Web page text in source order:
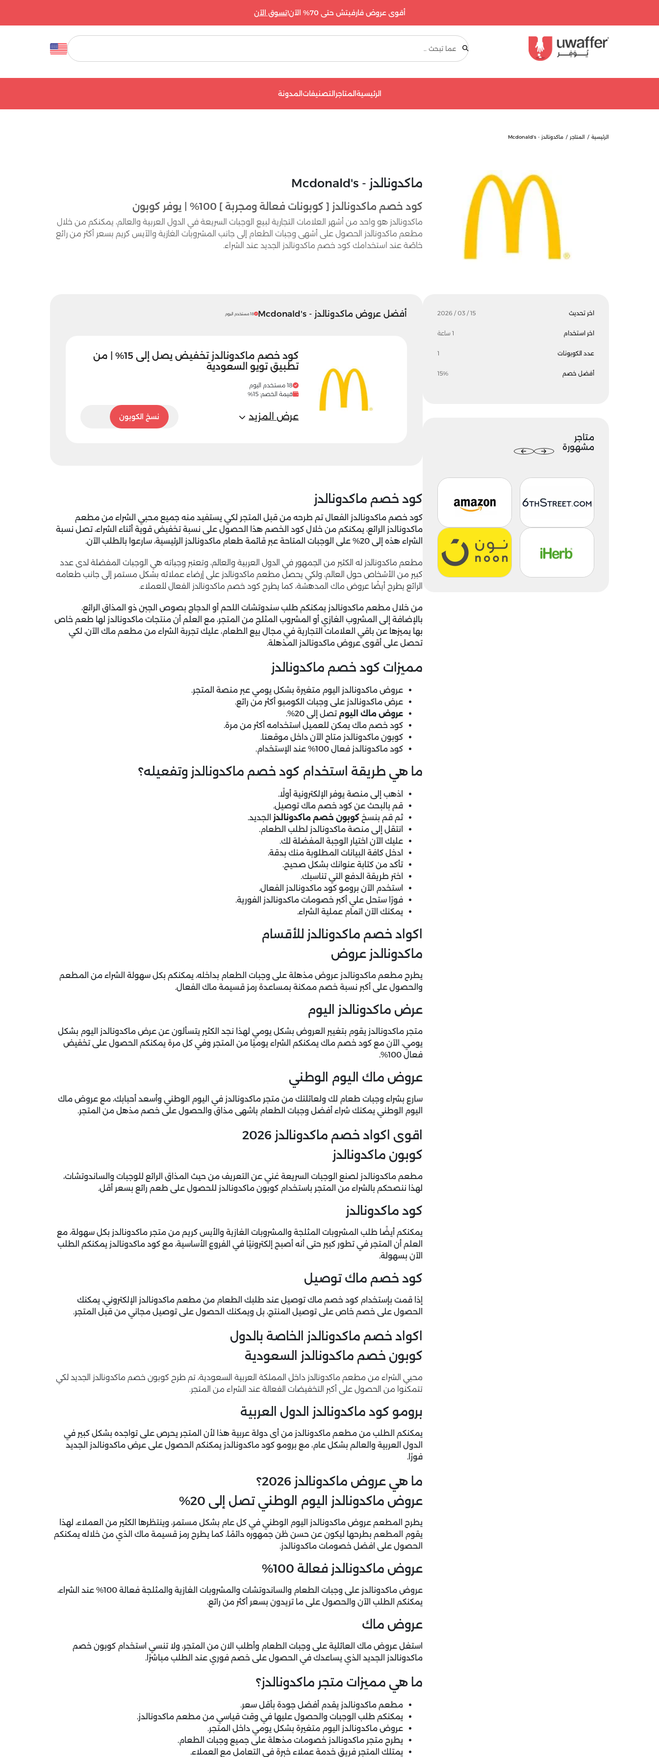
أقوى عروض فارفيتش حتى 70% الآن! تسوق الآن
بحث
الرئيسيةالمتاجرالتصنيفاتالمدونة
الرئيسية المتاجر ماكدونالدز - Mcdonald's
ماكدونالدز - Mcdonald's
كود خصم ماكدونالدز [ كوبونات فعالة ومجربة ] 100% | يوفر كوبون
ماكدونالدز هو واحد من أشهر العلامات التجارية لبيع الوجبات السريعة في الدول العربية والعالم، يمكنكم من خلال
مطعم ماكدونالدز الحصول على أشهى وجبات الطعام إلى جانب المشروبات الغازية والآيس كريم بسعر أكثر من رائع
خاصًة عند استخدامك كود خصم ماكدونالدز الجديد عند الشراء.
اخر تحديث 15 / 03 / 2026
اخر استخدام 1 ساعة
عدد الكوبونات 1
أفضل خصم 15%
متاجر
مشهورة
أفضل عروض ماكدونالدز - Mcdonald's 18 مستخدم اليوم
كود خصم ماكدونالدز تخفيض يصل إلى 15% | من
تطبيق تويو السعودية
18 مستخدم اليوم
قيمة الخصم: 15%
عرض المزيد A66نسخ الكوبون
كود خصم ماكدونالدز
كود خصم ماكدونالدز الفعال تم طرحه من قبل المتجر لكي يستفيد منه جميع محبي الشراء من مطعم
ماكدونالدز الرائع، يمكنكم من خلال كود الخصم هذا الحصول على نسبة تخفيض قوية أثناء الشراء، تصل نسبة
الشراء هذه إلى 20% على الوجبات المتاحة عبر قائمة طعام ماكدونالدز الرئيسية، سارعوا بالطلب الآن.
مطعم ماكدونالدز له الكثير من الجمهور في الدول العربية والعالم، وتعتبر وجباته هي الوجبات المفضلة لدى عدد
كبير من الأشخاص حول العالم، ولكي يحصل مطعم ماكدونالدز على إرضاء عملائه بشكل مستمر إلى جانب طعامه
الرائع يطرح أيضًا عروض ماك المدهشة، كما يطرح كود خصم ماكدونالدز الفعال للعملاء.
من خلال مطعم ماكدونالدز يمكنكم طلب سندوتشات اللحم أو الدجاج بصوص الجبن ذو المذاق الرائع،
بالإضافة إلى المشروب الغازي أو المشروب المثلج من المتجر، مع العلم أن منتجات ماكدونالدز لها طعم خاص
بها يميزها عن باقي العلامات التجارية في مجال بيع الطعام، عليك تجربة الشراء من مطعم ماك الآن، لكي
تحصل على أقوى عروض ماكدونالدز المذهلة.
مميزات كود خصم ماكدونالدز
عروض ماكدونالدز اليوم متغيرة بشكل يومي عبر منصة المتجر.
عرض ماكدونالدز على وجبات الكومبو أكثر من رائع.
عروض ماك اليوم تصل إلى 20%.
كود خصم ماك يمكن للعميل استخدامه أكثر من مرة.
كوبون ماكدونالدز متاح الآن داخل موقعنا.
كود ماكدونالدز فعال 100% عند الإستخدام.
ما هي طريقة استخدام كود خصم ماكدونالدز وتفعيله؟
اذهب إلى منصة يوفر الإلكترونية أولًا.
قم بالبحث عن كود خصم ماك توصيل.
ثم قم بنسخ كوبون خصم ماكدونالدز
الجديد.
انتقل إلى منصة ماكدونالدز لطلب الطعام.
عليك الآن اختيار الوجبة المفضلة لك.
ادخل كافة البيانات المطلوبة منك بدقة.
تأكد من كتابة عنوانك بشكل صحيح.
اختر طريقة الدفع التي تناسبك.
استخدم الآن برومو كود ماكدونالدز الفعال.
فورًا ستحل علي أكبر خصومات ماكدونالدز الفورية.
يمكنك الآن اتمام عملية الشراء.
اكواد خصم ماكدونالدز للأقسام
ماكدونالدز عروض
يطرح مطعم ماكدونالدز عروض مذهلة على وجبات الطعام بداخله، يمكنكم بكل سهولة الشراء من المطعم
والحصول على أكبر نسبة خصم ممكنة بمساعدة رمز قسيمة ماك الفعال.
عرض ماكدونالدز اليوم
متجر ماكدونالدز يقوم بتغيير العروض بشكل يومي لهذا نجد الكثير يتسألون عن عرض ماكدونالدز اليوم بشكل
يومي، الآن مع كود خصم ماك يمكنكم الشراء يوميًا من المتجر وفي كل مرة يمكنكم الحصول على تخفيض
فعال 100%.
عروض ماك اليوم الوطني
سارع بشراء وجبات طعام لك ولعائلتك من متجر ماكدونالدز في اليوم الوطني وأسعد أحبابك، مع عروض ماك
اليوم الوطني يمكنك شراء أفضل وجبات الطعام باشهى مذاق والحصول على خصم مذهل من المتجر.
اقوى اكواد خصم ماكدونالدز 2026
كوبون ماكدونالدز
مطعم ماكدونالدز لصنع الوجبات السريعة غني عن التعريف من حيث المذاق الرائع للوجبات والساندوتشات،
لهذا ننصحكم بالشراء من المتجر باستخدام كوبون ماكدونالدز للحصول على طعم رائع بسعر أقل.
كود ماكدونالدز
يمكنكم أيضًا طلب المشروبات المثلجة والمشروبات الغازية والأيس كريم من متجر ماكدونالدز بكل سهولة، مع
العلم أن المتجر في تطور كبير حتى أنه أصبح إلكترونيًا في الفروع الأساسية، مع كود ماكدونالدز يمكنكم الطلب
الآن بسهولة.
كود خصم ماك توصيل
إذا قمت بإستخدام كود خصم ماك توصيل عند طلبك الطعام من مطعم ماكدونالدز الإلكتروني، يمكنك
الحصول على خصم خاص على توصيل المنتج، بل ويمكنك الحصول على توصيل مجاني من قبل المتجر.
اكواد خصم ماكدونالدز الخاصة بالدول
كوبون خصم ماكدونالدز السعودية
محبي الشراء من مطعم ماكدونالدز داخل المملكة العربية السعودية، تم طرح كوبون خصم ماكدونالدز الجديد لكي
تتمكنوا من الحصول على أكبر التخفيضات الفعالة عند الشراء من المتجر.
برومو كود ماكدونالدز الدول العربية
يمكنكم الطلب من مطعم ماكدونالدز من أى دولة عربية هذا لأن المتجر يحرص على تواجده بشكل كبير في
الدول العربية والعالم بشكل عام، مع برومو كود ماكدونالدز يمكنكم الحصول على عرض ماكدونالدز الجديد
فورًا.
ما هي عروض ماكدونالدز 2026؟
عروض ماكدونالدز اليوم الوطني تصل إلى 20%
يطرح المطعم عروض ماكدونالدز اليوم الوطني في كل عام بشكل مستمر، وينتظرها الكثير من العملاء، لهذا
يقوم المطعم بطرحها ليكون عن حسن ظن جمهوره دائمًا، كما يطرح رمز قسيمة ماك الذي من خلاله يمكنكم
الحصول على افضل خصومات ماكدونالدز.
عروض ماكدونالدز فعالة 100%
عروض ماكدونالدز على وجبات الطعام والساندوتشات والمشروبات الغازية والمثلجة فعالة 100% عند الشراء،
يمكنكم الطلب الآن والحصول على ما تريدون بسعر أكثر من رائع.
عروض ماك
استغل عروض ماك العائلية على وجبات الطعام وأطلب الان من المتجر، ولا تنسي استخدام كوبون خصم
ماكدونالدز الجديد الذي يساعدك في الحصول على خصم فوري عند الطلب مباشرًا.
ما هي مميزات متجر ماكدونالدز؟
مطعم ماكدونالدز يقدم أفضل جودة بأقل سعر.
يمكنكم طلب الوجبات والحصول عليها في وقت قياسي من مطعم ماكدونالدز.
عروض ماكدونالدز اليوم متغيرة بشكل يومي داخل المتجر.
يطرح متجر ماكدونالدز خصومات مذهلة على جميع وجبات الطعام.
يمتلك المتجر فريق خدمة عملاء خبرة في التعامل مع العملاء.